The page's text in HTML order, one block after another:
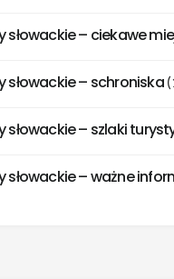
słowackie – ciekawe
słowackie – schroniska
słowackie – szlaki
słowackie – ważne